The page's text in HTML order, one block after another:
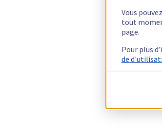
Vous
tout
page.
Pour plus
de